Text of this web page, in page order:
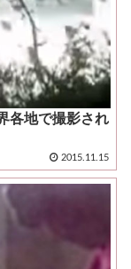
各地で撮影され
2015.11.15